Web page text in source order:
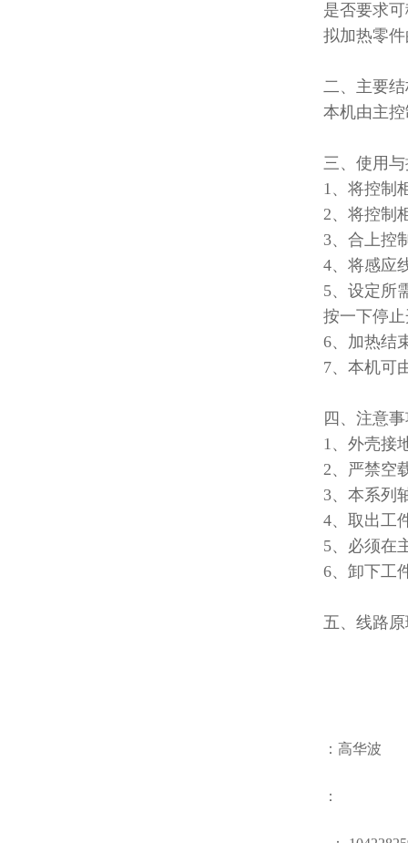
是否要求
拟加热零
二、主要
本机由主
三、使用
1、将控制
2、将控制
3、合上控
4、将感应
5、设定所
按一下停
6、加热结
7、本机可
四、注意
1、外壳接
2、严禁空
3、本系列
4、取出工
5、必须在
6、卸下工
五、线路
：高华波
：